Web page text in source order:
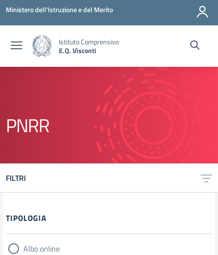
Vai ai contenuti
Vai al menu di navigazione
Vai al footer
Ministero dell'Istruzione e del Merito
Istituto Comprensivo
E.Q. Visconti
PNRR
FILTRI
TIPOLOGIA
Albo online